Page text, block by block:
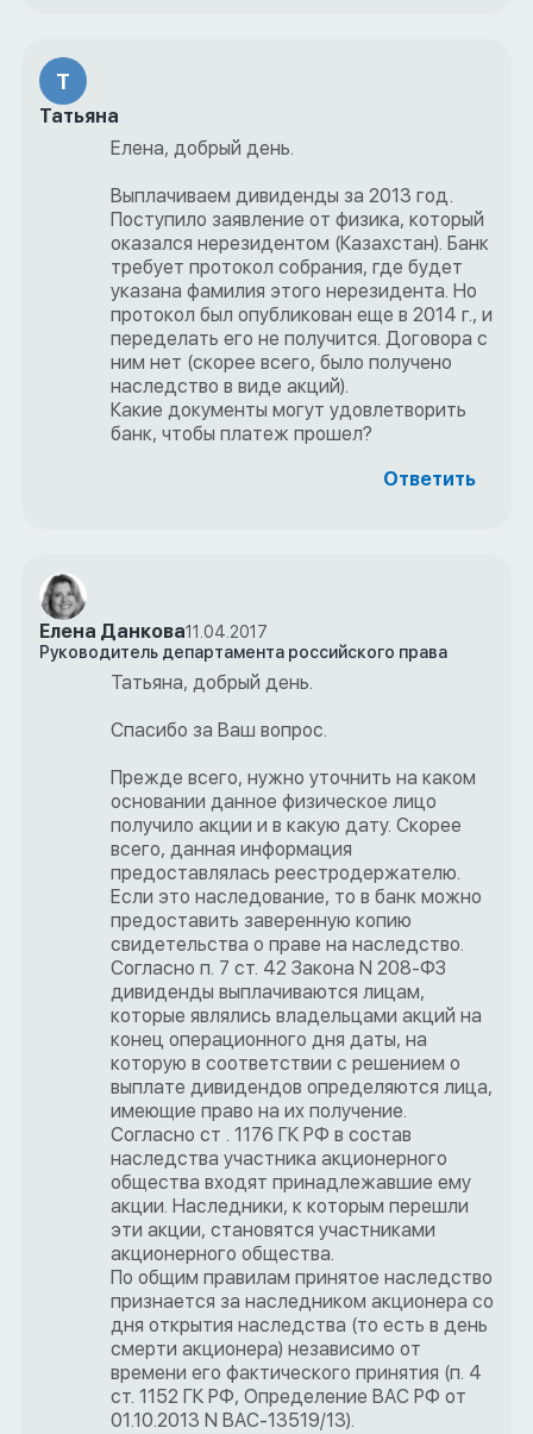
Т
Татьяна
Елена, добрый день.
Выплачиваем дивиденды за 2013 год.
Поступило заявление от физика, который
оказался нерезидентом (Казахстан). Банк
требует протокол собрания, где будет
указана фамилия этого нерезидента. Но
протокол был опубликован еще в 2014 г., и
переделать его не получится. Договора с
ним нет (скорее всего, было получено
наследство в виде акций).
Какие документы могут удовлетворить
банк, чтобы платеж прошел?
Ответить
Елена Данкова11.04.2017
Руководитель департамента российского права
Татьяна, добрый день.
Спасибо за Ваш вопрос.
Прежде всего, нужно уточнить на каком
основании данное физическое лицо
получило акции и в какую дату. Скорее
всего, данная информация
предоставлялась реестродержателю.
Если это наследование, то в банк можно
предоставить заверенную копию
свидетельства о праве на наследство.
Согласно п. 7 ст. 42 Закона N 208-ФЗ
дивиденды выплачиваются лицам,
которые являлись владельцами акций на
конец операционного дня даты, на
которую в соответствии с решением о
выплате дивидендов определяются лица,
имеющие право на их получение.
Согласно ст . 1176 ГК РФ в состав
наследства участника акционерного
общества входят принадлежавшие ему
акции. Наследники, к которым перешли
эти акции, становятся участниками
акционерного общества.
По общим правилам принятое наследство
признается за наследником акционера со
дня открытия наследства (то есть в день
смерти акционера) независимо от
времени его фактического принятия (п. 4
ст. 1152 ГК РФ, Определение ВАС РФ от
01.10.2013 N ВАС-13519/13).